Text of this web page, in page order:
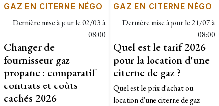
GAZ EN CITERNE NÉGO
Dernière mise à jour le02/03 à
08:00
Changer de
fournisseur gaz
propane : comparatif
contrats et coûts
cachés 2026
GAZ EN CITERNE NÉGO
Dernière mise à jour le21/07 à
08:00
Quel est le tarif 2026
pour la location d'une
citerne de gaz ?
Quel est le prix d'achat ou
location d'une citerne de gaz